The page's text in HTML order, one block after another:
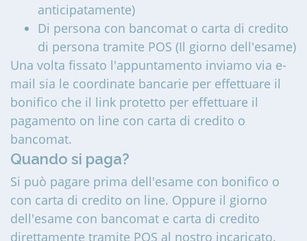
anticipatamente)
Di persona con bancomat o carta di credito
di persona tramite POS (Il giorno dell'esame)
Una volta fissato l'appuntamento inviamo via e-
mail sia le coordinate bancarie per effettuare il
bonifico che il link protetto per effettuare il
pagamento on line con carta di credito o
bancomat.
Quando si paga?
Si può pagare prima dell'esame con bonifico o
con carta di credito on line. Oppure il giorno
dell'esame con bancomat e carta di credito
direttamente tramite POS al nostro incaricato.